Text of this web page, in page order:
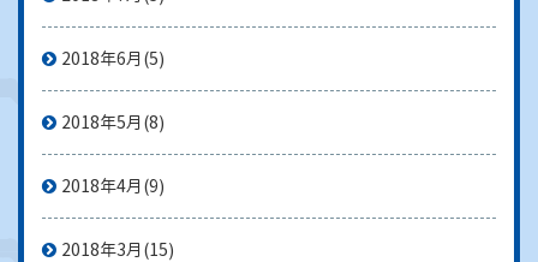
2018年6月 (5)
2018年5月 (8)
2018年4月 (9)
2018年3月 (15)